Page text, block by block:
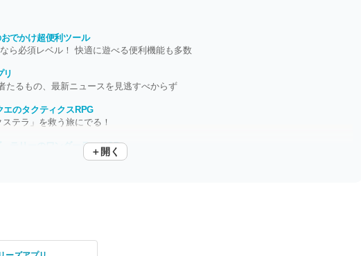
でかけ超便利ツール
ら必須レベル！ 快適に遊べる便利機能も多数
リ
たるもの、最新ニュースを見逃すべからず
エのタクティクスRPG
テラ」を救う旅にでる！
テリーのワンダーランドSP
帰ってきた！ テリーと再び願いを叶える旅へ
＋開く